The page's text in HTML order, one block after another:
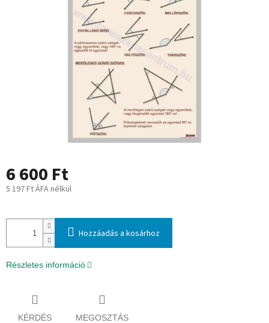
6 600 Ft
5 197 Ft ÁFA nélkül
Hozzáadás a kosárhoz
Részletes információ
KÉRDÉS MEGOSZTÁS